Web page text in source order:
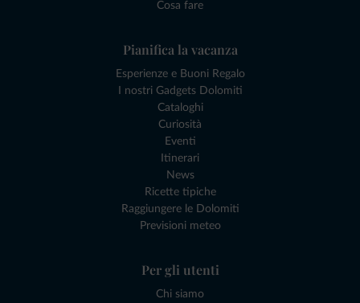
Cosa fare
Pianifica la vacanza
Esperienze e Buoni Regalo
I nostri Gadgets Dolomiti
Cataloghi
Curiosità
Eventi
Itinerari
News
Ricette tipiche
Raggiungere le Dolomiti
Previsioni meteo
Per gli utenti
Chi siamo